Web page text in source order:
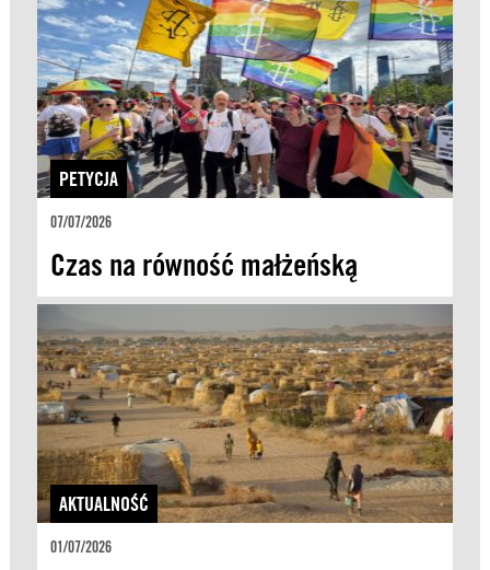
PETYCJA
07/07/2026
Czas na równość małżeńską
AKTUALNOŚĆ
01/07/2026